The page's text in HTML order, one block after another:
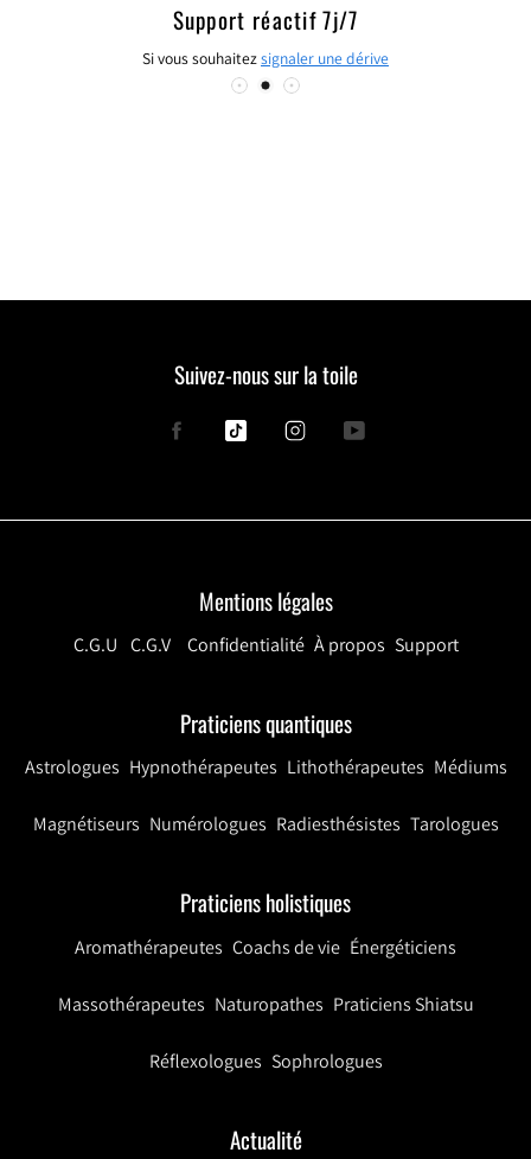
Support réactif 7j/7
Si vous souhaitezsignaler une dérive
Suivez-nous sur la toile
FacebookTiktok InstagramYouTube
Mentions légales
C.G.U C.G.V Confidentialité À propos Support
Praticiens quantiques
Astrologues Hypnothérapeutes Lithothérapeutes Médiums
Magnétiseurs Numérologues Radiesthésistes Tarologues
Praticiens holistiques
Aromathérapeutes Coachs de vie Énergéticiens
Massothérapeutes Naturopathes Praticiens Shiatsu
Réflexologues Sophrologues
Actualité